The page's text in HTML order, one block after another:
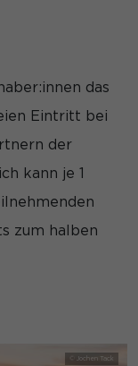
das
Eintritt bei
der
kann je 1
zum halben